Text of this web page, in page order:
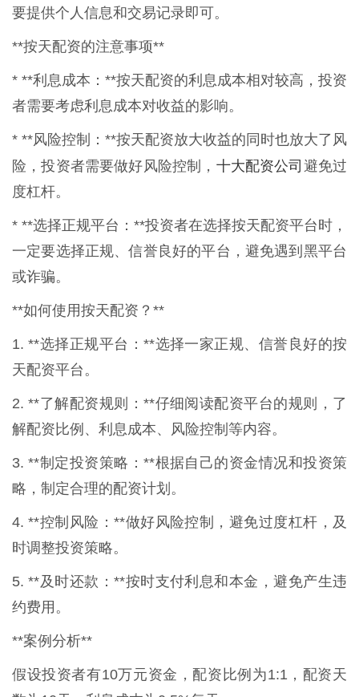
要提供个人信息和交易记录即可。
**按天配资的注意事项**
* **利息成本：**按天配资的利息成本相对较高，投资
者需要考虑利息成本对收益的影响。
* **风险控制：**按天配资放大收益的同时也放大了风
险，投资者需要做好风险控制， 十大配资公司 避免过
度杠杆。
* **选择正规平台：**投资者在选择按天配资平台时，
一定要选择正规、信誉良好的平台，避免遇到黑平台
或诈骗。
**如何使用按天配资？**
1. **选择正规平台：**选择一家正规、信誉良好的按
天配资平台。
2. **了解配资规则：**仔细阅读配资平台的规则，了
解配资比例、利息成本、风险控制等内容。
3. **制定投资策略：**根据自己的资金情况和投资策
略，制定合理的配资计划。
4. **控制风险：**做好风险控制，避免过度杠杆，及
时调整投资策略。
5. **及时还款：**按时支付利息和本金，避免产生违
约费用。
**案例分析**
假设投资者有10万元资金，配资比例为1:1，配资天